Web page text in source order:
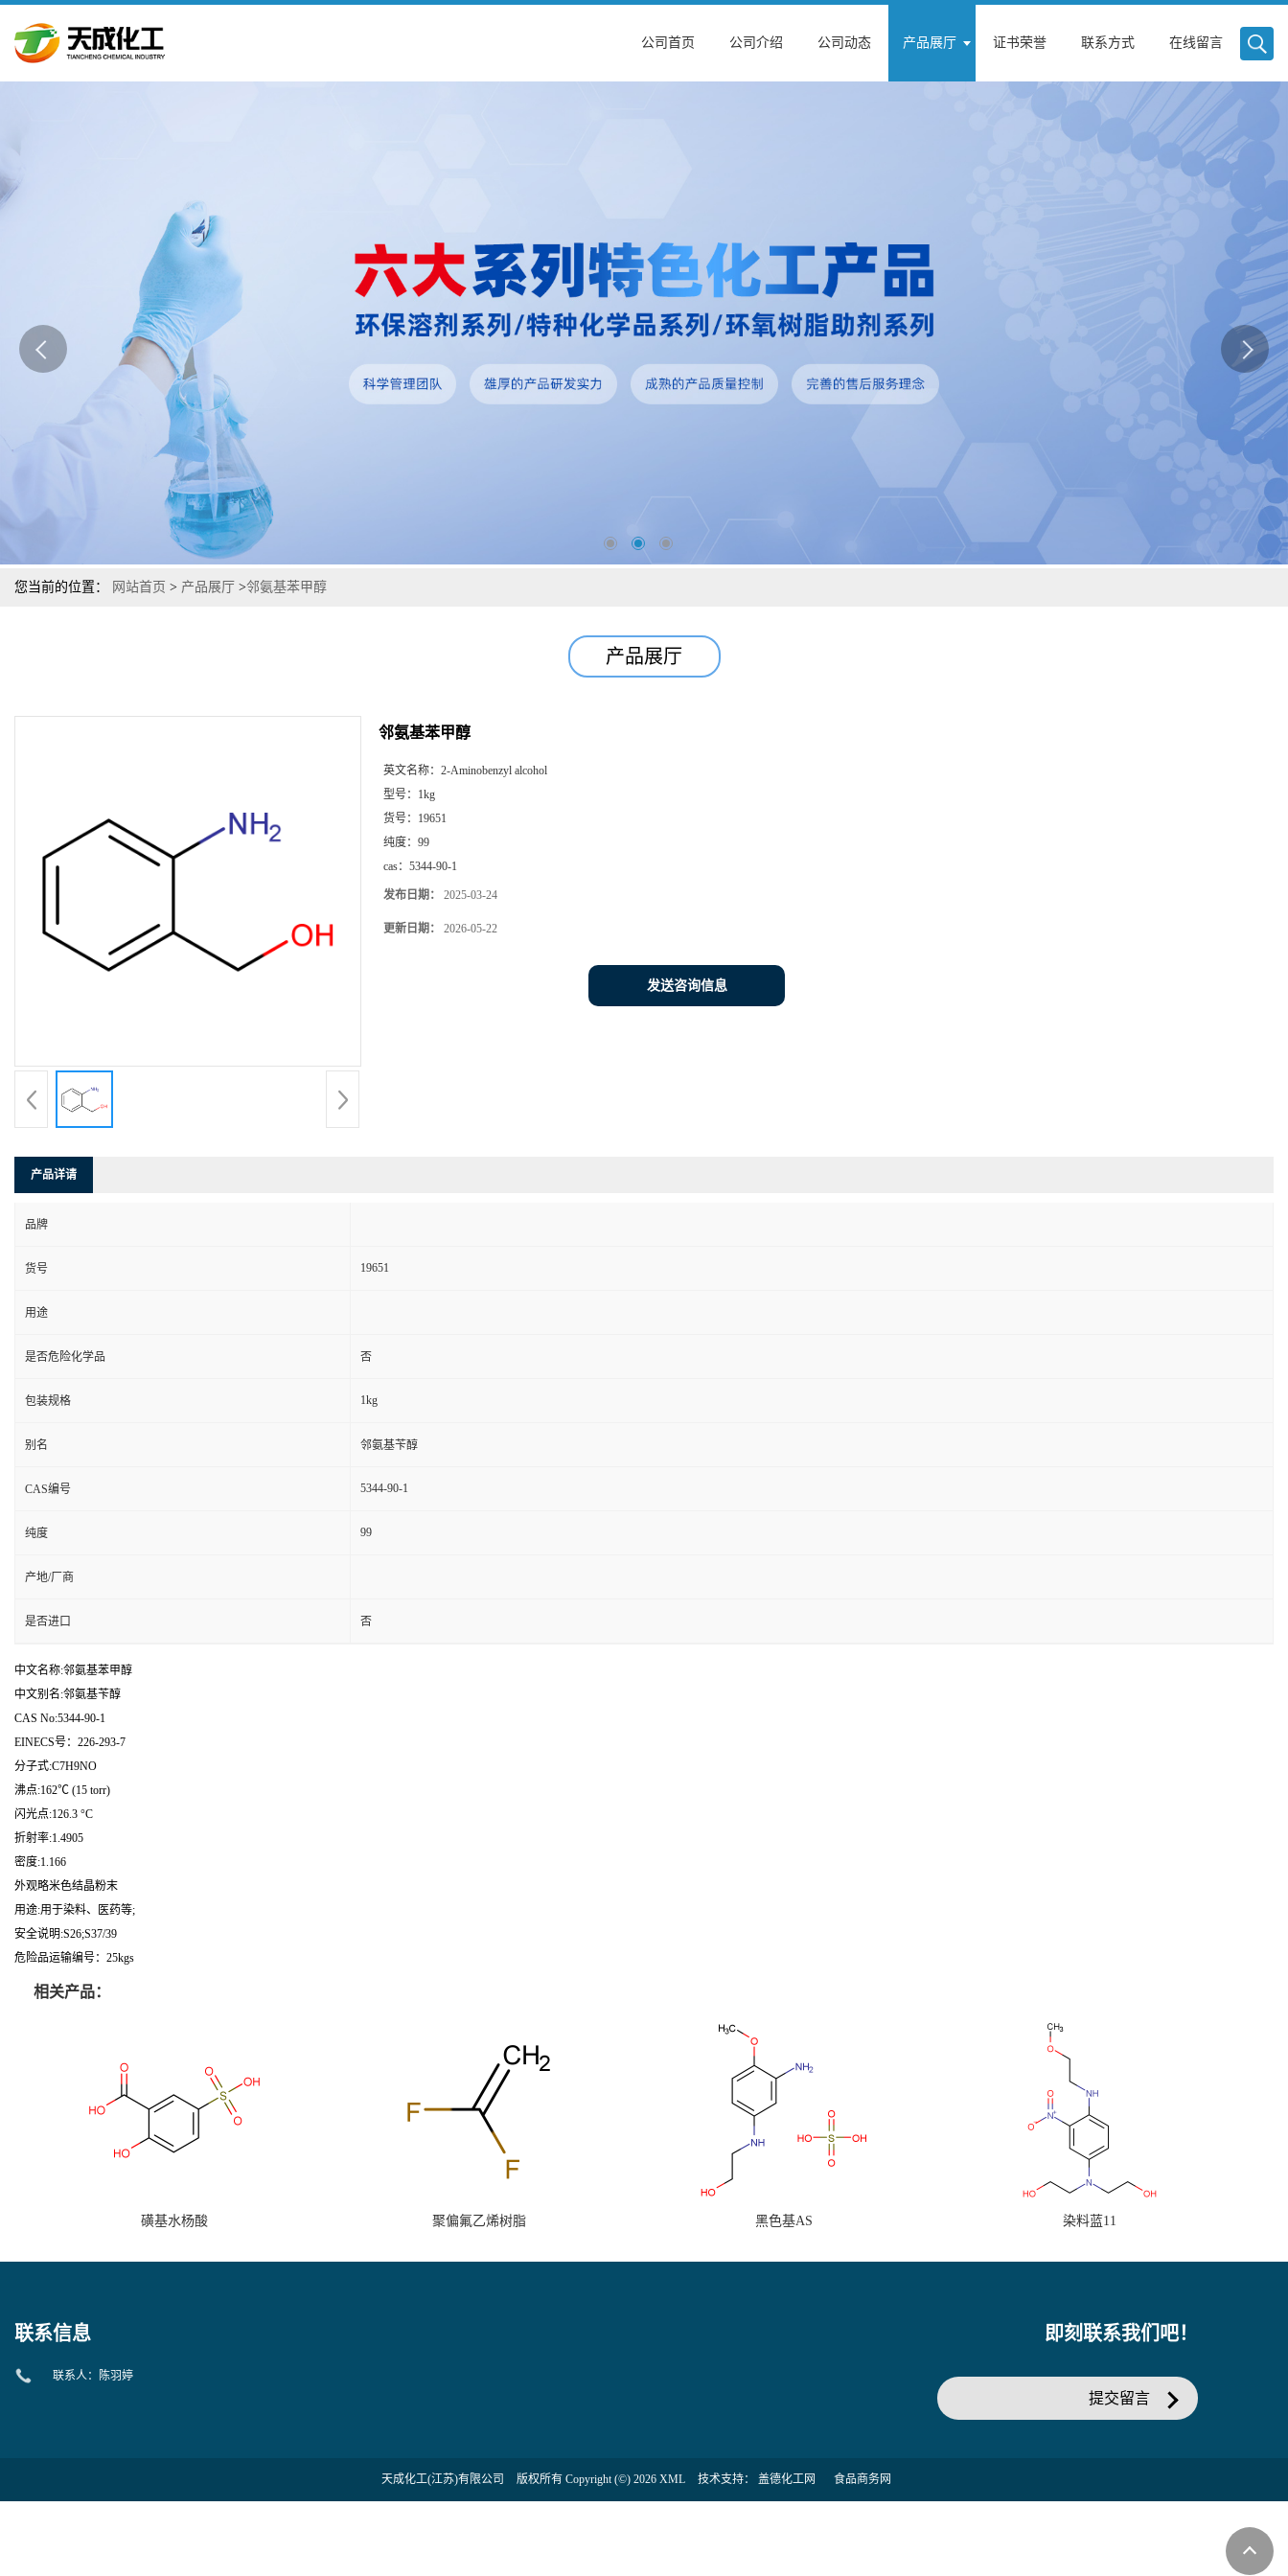
公司首页 公司介绍 公司动态 产品展厅 证书荣誉 联系方式 在线留言
您当前的位置： 网站首页 > 产品展厅 >邻氨基苯甲醇
产品展厅
邻氨基苯甲醇
英文名称： 2-Aminobenzyl alcohol
型号： 1kg
货号： 19651
纯度： 99
cas： 5344-90-1
发布日期： 2025-03-24
更新日期： 2026-05-22
发送咨询信息
产品详请
品牌
货号 19651
用途
是否危险化学品 否
包装规格 1kg
别名 邻氨基苄醇
CAS编号 5344-90-1
纯度 99
产地/厂商
是否进口 否
中文名称:邻氨基苯甲醇
中文别名:邻氨基苄醇
CAS No:5344-90-1
EINECS号：226-293-7
分子式:C7H9NO
沸点:162℃ (15 torr)
闪光点:126.3 °C
折射率:1.4905
密度:1.166
外观略米色结晶粉末
用途:用于染料、医药等;
安全说明:S26;S37/39
危险品运输编号：25kgs
相关产品：
磺基水杨酸 聚偏氟乙烯树脂 黑色基AS 染料蓝11
联系信息
联系人：陈羽婷
即刻联系我们吧！
提交留言
天成化工(江苏)有限公司 版权所有 Copyright (©) 2026 XML 技术支持： 盖德化工网 食品商务网